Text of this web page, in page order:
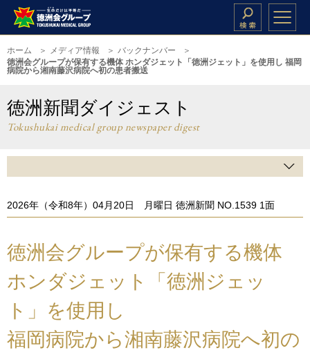
ホーム メディア情報
バックナンバー
徳洲会グループが保有する機体 ホンダジェット「徳洲ジェット」を使用し 福岡
病院から湘南藤沢病院へ初の患者搬送
徳洲新聞ダイジェスト
Tokushukai medical group newspaper digest
2026年（令和8年）04月20日 月曜日 徳洲新聞 NO.1539 1面
徳洲会グループが保有する機体
ホンダジェット「徳洲ジェッ
ト」を使用し
福岡病院から湘南藤沢病院へ初の